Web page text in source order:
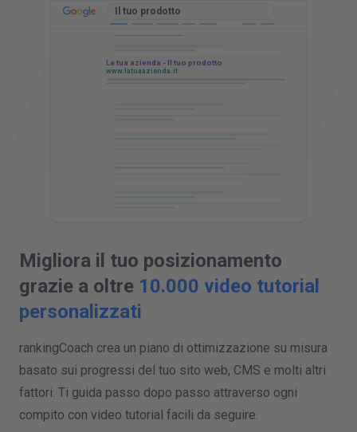
Migliora il tuo posizionamento
grazie a oltre 10.000 video tutorial
personalizzati
rankingCoach crea un piano di ottimizzazione su misura
basato sui progressi del tuo sito web, CMS e molti altri
fattori. Ti guida passo dopo passo attraverso ogni
compito con video tutorial facili da seguire.
SALTA
TUTORIAL SUI SOCIAL MEDIA
TUTORIAL SULLA SEO LOCALE
SALTA
Il tuo prodotto